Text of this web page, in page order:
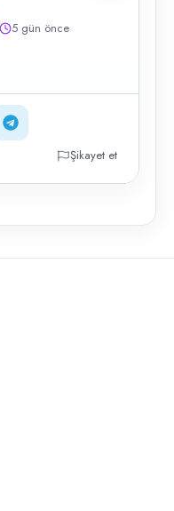
5 gün önce
Şikayet et